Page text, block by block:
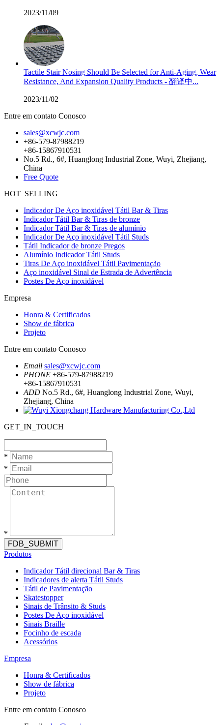
2023/11/09
Tactile Stair Nosing Should Be Selected for Anti-Aging, Wear
Resistance, And Expansion Quality Products - 翻译中...
2023/11/02
Entre em contato Conosco
sales@xcwjc.com
+86-579-87988219
+86-15867910531
No.5 Rd., 6#, Huanglong Industrial Zone, Wuyi, Zhejiang,
China
Free Quote
HOT_SELLING
Indicador De Aço inoxidável Tátil Bar & Tiras
Indicador Tátil Bar & Tiras de bronze
Indicador Tátil Bar & Tiras de alumínio
Indicador De Aço inoxidável Tátil Studs
Tátil Indicador de bronze Pregos
Alumínio Indicador Tátil Studs
Tiras De Aço inoxidável Tátil Pavimentação
Aço inoxidável Sinal de Estrada de Advertência
Postes De Aço inoxidável
Empresa
Honra & Certificados
Show de fábrica
Projeto
Entre em contato Conosco
Email sales@xcwjc.com
PHONE +86-579-87988219
+86-15867910531
ADD No.5 Rd., 6#, Huanglong Industrial Zone, Wuyi,
Zhejiang, China
GET_IN_TOUCH
*
*
*
FDB_SUBMIT
Produtos
Indicador Tátil direcional Bar & Tiras
Indicadores de alerta Tátil Studs
Tátil de Pavimentação
Skatestopper
Sinais de Trânsito & Studs
Postes De Aço inoxidável
Sinais Braille
Focinho de escada
Acessórios
Empresa
Honra & Certificados
Show de fábrica
Projeto
Entre em contato Conosco